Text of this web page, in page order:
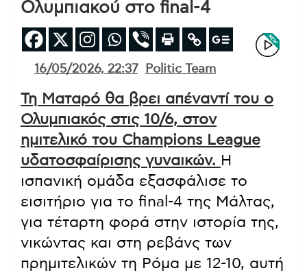
Ολυμπιακού στο final-4
16/05/2026, 22:37 Politic Team
Τη Ματαρό θα βρει απέναντί του ο
Ολυμπιακός στις 10/6, στον
ημιτελικό του Champions League
υδατοσφαίρισης γυναικών. Η
ισπανική ομάδα εξασφάλισε το
εισιτήριο για το final-4 της Μάλτας,
για τέταρτη φορά στην ιστορία της,
νικώντας και στη ρεβάνς των
πρημιτελικών τη Ρόμα με 12-10, αυτή